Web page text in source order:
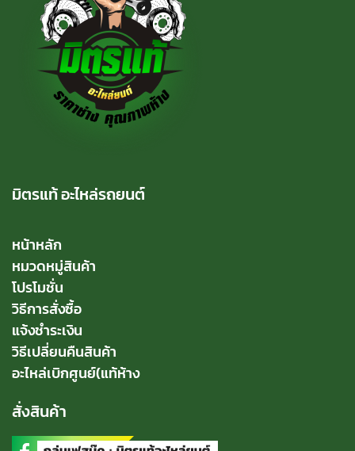
มิตรแท้ อะไหล่รถยนต์
หน้าหลัก
หมวดหมู่สินค้า
โปรโมชั่น
วิธีการสั่งซื้อ
แจ้งชำระเงิน
วิธีเปลี่ยนคืนสินค้า
อะไหล่เบิกศูนย์(แท้ห้าง
สั่งสินค้า